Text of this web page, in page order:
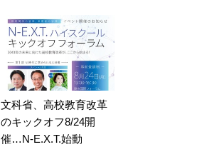
文科省、高校教育改革
のキックオフ8/24開
催…N-E.X.T.始動